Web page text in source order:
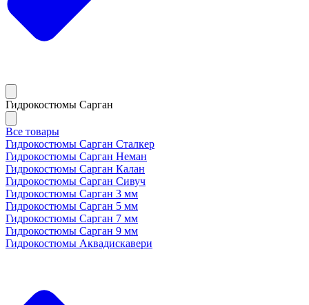
Гидрокостюмы Сарган
Все товары
Гидрокостюмы Сарган Сталкер
Гидрокостюмы Сарган Неман
Гидрокостюмы Сарган Калан
Гидрокостюмы Сарган Сивуч
Гидрокостюмы Сарган 3 мм
Гидрокостюмы Сарган 5 мм
Гидрокостюмы Сарган 7 мм
Гидрокостюмы Сарган 9 мм
Гидрокостюмы Аквадискавери